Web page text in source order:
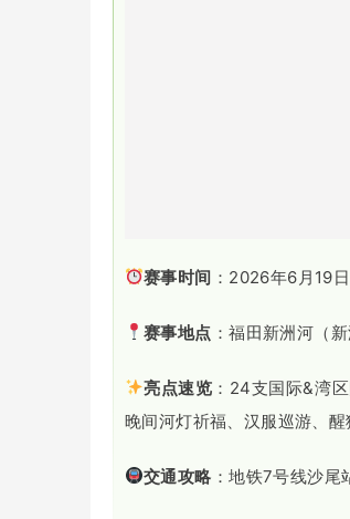
赛事时间 ：2026年6月19
赛事地点 ：福田新洲河（
亮点速览 ：24支国际&湾
晚间河灯祈福、汉服巡游、醒
交通攻略 ：地铁7号线沙